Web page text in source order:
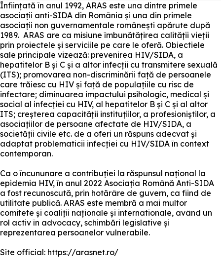
Înființată în anul 1992, ARAS este una dintre primele
asociații anti-SIDA din România și una din primele
asociații non guvernamentale românești apărute după
1989. ARAS are ca misiune îmbunătățirea calității vieții
prin proiectele și serviciile pe care le oferă. Obiectiele
sale principale vizează: prevenirea HIV/SIDA, a
hepatitelor B și C și a altor infecții cu transmitere sexuală
(ITS); promovarea non-discriminării față de persoanele
care trăiesc cu HIV și față de populațiile cu risc de
infectare; diminuarea impactului psihologic, medical și
social al infecției cu HIV, al hepatitelor B și C și al altor
ITS; creșterea capacității instituțiilor, a profesioniștilor, a
asociațiilor de persoane afectate de HIV/SIDA, a
societății civile etc. de a oferi un răspuns adecvat și
adaptat problematicii infecției cu HIV/SIDA în context
contemporan.
Ca o încununare a contribuției la răspunsul național la
epidemia HIV, în anul 2022 Asociația Română Anti-SIDA
a fost recunoscută, prin hotărâre de guvern, ca fiind de
utilitate publică. ARAS este membră a mai multor
comitete și coaliții naționale și internationale, având un
rol activ în advocacy, schimbări legislative și
reprezentarea persoanelor vulnerabile.
Site official: https://arasnet.ro/